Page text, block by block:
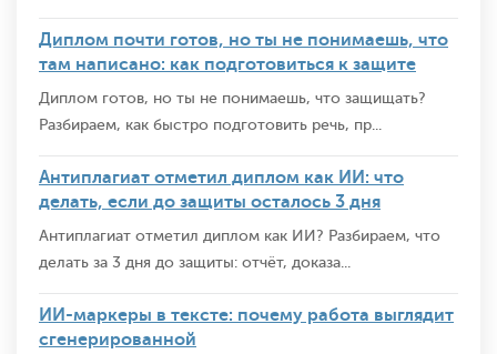
Диплом почти готов, но ты не понимаешь, что
там написано: как подготовиться к защите
Диплом готов, но ты не понимаешь, что защищать?
Разбираем, как быстро подготовить речь, пр...
Антиплагиат отметил диплом как ИИ: что
делать, если до защиты осталось 3 дня
Антиплагиат отметил диплом как ИИ? Разбираем, что
делать за 3 дня до защиты: отчёт, доказа...
ИИ-маркеры в тексте: почему работа выглядит
сгенерированной